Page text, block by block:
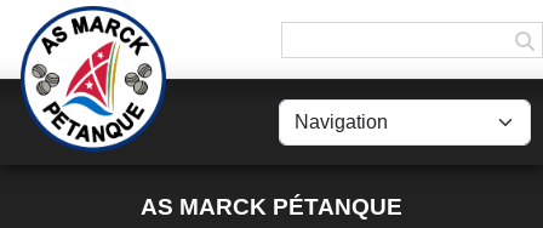
AS MARCK PÉTANQUE
Panneau de gestion des cookies